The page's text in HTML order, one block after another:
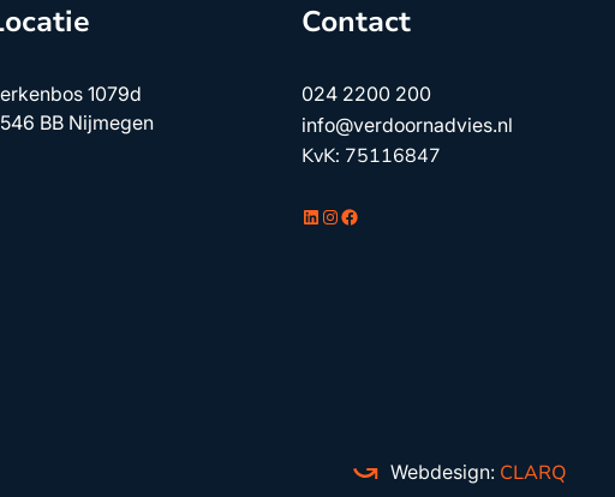
1079d
BB Nijmegen
Contact
024 2200 200
info@verdoornadvies.nl
KvK: 75116847
LinkedIn
Instagram
Facebook
Webdesign: CLARQ